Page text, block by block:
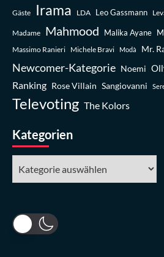
Gäste Irama LDA Leo Gassmann
Madame Mahmood Malika Ayane
Massimo Ranieri Michele Bravi Modà Mr.
Newcomer-Kategorie Noemi
Ranking Rose Villain Sangiovanni
Televoting The Kolors
Kategorien